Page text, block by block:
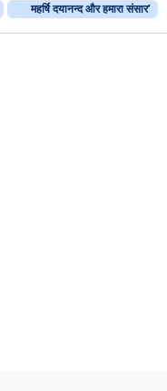
महर्षि दयानन्द और हमारा संसार’